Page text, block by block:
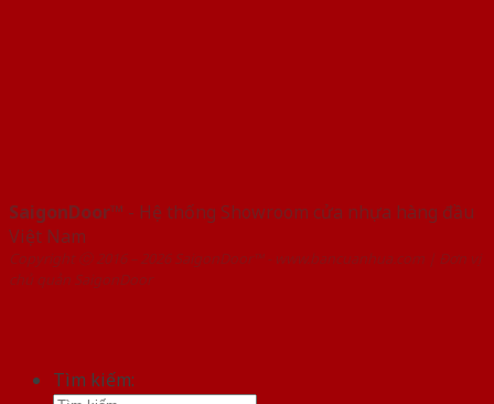
SaigonDoor™ - Hệ thống Showroom cửa nhựa hàng đầu
Việt Nam
Copyright ⓒ 2016 – 2026 SaigonDoor™ - www.bancuanhua.com | Đơn vị
chủ quản SaigonDoor
Tìm kiếm: